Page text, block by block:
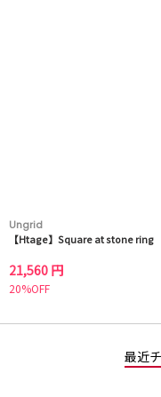
Ungrid
【Htage】Square at stone ring
21,560 円
20%OFF
最近